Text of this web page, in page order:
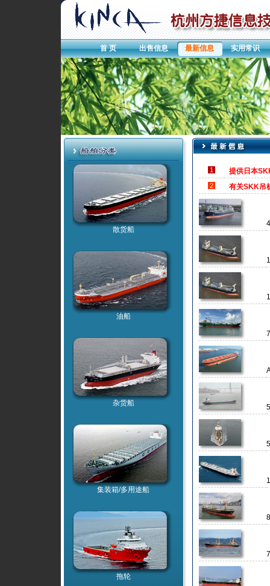
首 页 出售信息 最新信息 实用常识
散货船
油船
杂货船
集装箱/多用途船
拖轮
1 提供日本
2 有关SKK吊